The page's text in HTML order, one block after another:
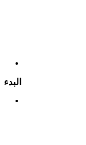
البدء